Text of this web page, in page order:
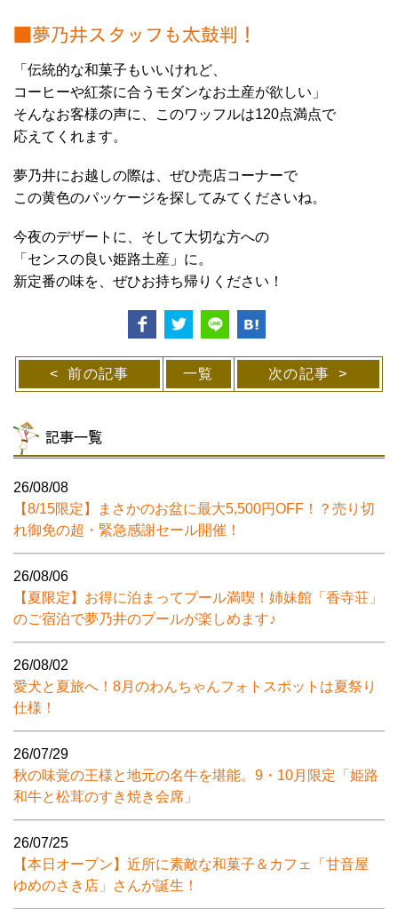
■夢乃井スタッフも太鼓判！
「伝統的な和菓子もいいけれど、
コーヒーや紅茶に合うモダンなお土産が欲しい」
そんなお客様の声に、このワッフルは120点満点で
応えてくれます。
夢乃井にお越しの際は、ぜひ売店コーナーで
この黄色のパッケージを探してみてくださいね。
今夜のデザートに、そして大切な方への
「センスの良い姫路土産」に。
新定番の味を、ぜひお持ち帰りください！
前の記事 一覧 次の記事
記事一覧
26/08/08
【8/15限定】まさかのお盆に最大5,500円OFF！？売り切
れ御免の超・緊急感謝セール開催！
26/08/06
【夏限定】お得に泊まってプール満喫！姉妹館「香寺荘」
のご宿泊で夢乃井のプールが楽しめます♪
26/08/02
愛犬と夏旅へ！8月のわんちゃんフォトスポットは夏祭り
仕様！
26/07/29
秋の味覚の王様と地元の名牛を堪能。9・10月限定「姫路
和牛と松茸のすき焼き会席」
26/07/25
【本日オープン】近所に素敵な和菓子＆カフェ「甘音屋
ゆめのさき店」さんが誕生！